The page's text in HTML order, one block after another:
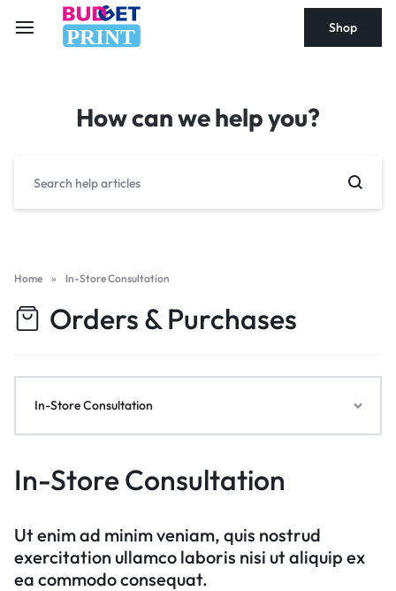
PRINT Shop
How can we help you?
Home » In-Store Consultation
Orders & Purchases
In-Store Consultation
Ut enim ad minim veniam, quis nostrud
exercitation ullamco laboris nisi ut aliquip ex
ea commodo consequat.
In-Store Consultation